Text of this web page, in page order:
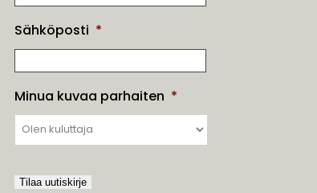
Sähköposti *
Minua kuvaa parhaiten *
Tilaa uutiskirje